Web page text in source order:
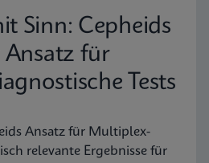
Sinn: Cepheids
Ansatz für
Tests
Ansatz für Multiplex-
relevante Ergebnisse für